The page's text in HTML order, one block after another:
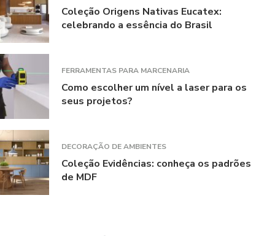
Coleção Origens Nativas Eucatex:
celebrando a essência do Brasil
FERRAMENTAS PARA MARCENARIA
Como escolher um nível a laser para os
seus projetos?
DECORAÇÃO DE AMBIENTES
Coleção Evidências: conheça os padrões
de MDF